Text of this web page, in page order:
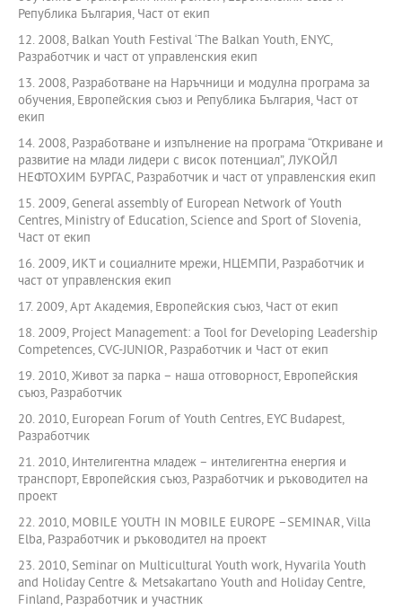
Република България, Част от екип
12. 2008, Balkan Youth Festival ‘The Balkan Youth, ENYC,
Разработчик и част от управленския екип
13. 2008, Разработване на Наръчници и модулна програма за
обучения, Европейския съюз и Република България, Част от
екип
14. 2008, Разработване и изпълнение на програма “Откриване и
развитие на млади лидери с висок потенциал”, ЛУКОЙЛ
НЕФТОХИМ БУРГАС, Разработчик и част от управленския екип
15. 2009, General assembly of European Network of Youth
Centres, Ministry of Education, Science and Sport of Slovenia,
Част от екип
16. 2009, ИКТ и социалните мрежи, НЦЕМПИ, Разработчик и
част от управленския екип
17. 2009, Арт Академия, Европейския съюз, Част от екип
18. 2009, Project Management: a Tool for Developing Leadership
Competences, CVC-JUNIOR, Разработчик и Част от екип
19. 2010, Живот за парка – наша отговорност, Европейския
съюз, Разработчик
20. 2010, European Forum of Youth Centres, EYC Budapest,
Разработчик
21. 2010, Интелигентна младеж – интелигентна енергия и
транспорт, Европейския съюз, Разработчик и ръководител на
проект
22. 2010, MOBILE YOUTH IN MOBILE EUROPE –SEMINAR, Villa
Elba, Разработчик и ръководител на проект
23. 2010, Seminar on Multicultural Youth work, Hyvarila Youth
and Holiday Centre & Metsakartano Youth and Holiday Centre,
Finland, Разработчик и участник